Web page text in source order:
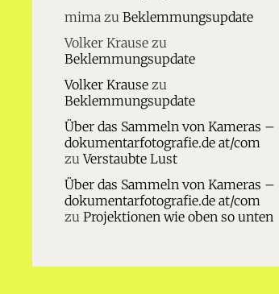
mimazu Beklemmungsupdate
Volker Krausezu
Beklemmungsupdate
Volker Krausezu
Beklemmungsupdate
Über das Sammeln von Kameras –
dokumentarfotografie.de at/com
zuVerstaubte Lust
Über das Sammeln von Kameras –
dokumentarfotografie.de at/com
zu Projektionen wie oben so unten